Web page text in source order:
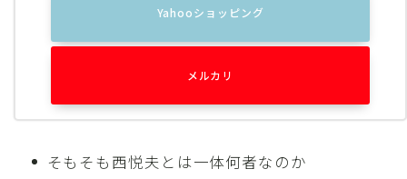
Yahooショッピング
メルカリ
そもそも西悦夫とは一体何者なのか